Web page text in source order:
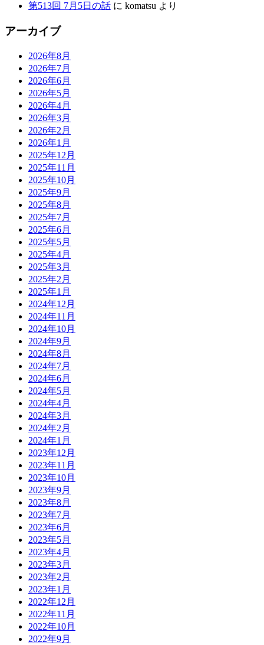
第513回 7月5日の話 に komatsu より
アーカイブ
2026年8月
2026年7月
2026年6月
2026年5月
2026年4月
2026年3月
2026年2月
2026年1月
2025年12月
2025年11月
2025年10月
2025年9月
2025年8月
2025年7月
2025年6月
2025年5月
2025年4月
2025年3月
2025年2月
2025年1月
2024年12月
2024年11月
2024年10月
2024年9月
2024年8月
2024年7月
2024年6月
2024年5月
2024年4月
2024年3月
2024年2月
2024年1月
2023年12月
2023年11月
2023年10月
2023年9月
2023年8月
2023年7月
2023年6月
2023年5月
2023年4月
2023年3月
2023年2月
2023年1月
2022年12月
2022年11月
2022年10月
2022年9月